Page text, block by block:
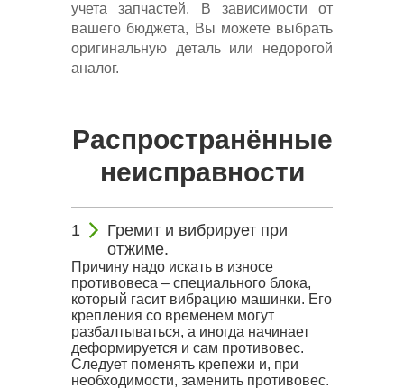
учета запчастей. В зависимости от
вашего бюджета, Вы можете выбрать
оригинальную деталь или недорогой
аналог.
Распространённые
неисправности
Гремит и вибрирует при
отжиме.
Причину надо искать в износе
противовеса – специального блока,
который гасит вибрацию машинки. Его
крепления со временем могут
разбалтываться, а иногда начинает
деформируется и сам противовес.
Следует поменять крепежи и, при
необходимости, заменить противовес.